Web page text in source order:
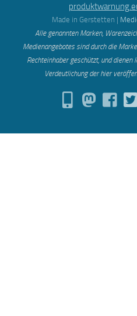
Made in Gerstetten |
Alle genannten Marken,
Medienangebotes sind durch die
Rechteinhaber geschützt, und
Verdeutlichung der hier